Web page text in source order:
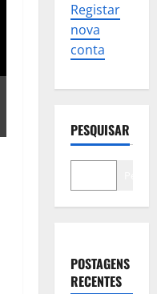
Registar
nova
conta
PESQUISAR
POSTAGENS
RECENTES